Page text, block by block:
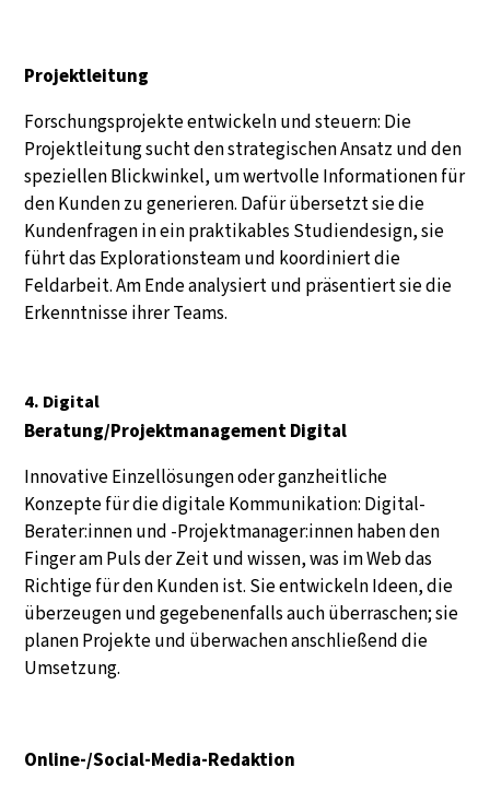
Projektleitung
Forschungsprojekte entwickeln und steuern: Die
Projektleitung sucht den strategischen Ansatz und den
speziellen Blickwinkel, um wertvolle Informationen für
den Kunden zu generieren. Dafür übersetzt sie die
Kundenfragen in ein praktikables Studiendesign, sie
führt das Explorationsteam und koordiniert die
Feldarbeit. Am Ende analysiert und präsentiert sie die
Erkenntnisse ihrer Teams.
4. Digital
Beratung/Projektmanagement Digital
Innovative Einzellösungen oder ganzheitliche
Konzepte für die digitale Kommunikation: Digital-
Berater:innen und -Projektmanager:innen haben den
Finger am Puls der Zeit und wissen, was im Web das
Richtige für den Kunden ist. Sie entwickeln Ideen, die
überzeugen und gegebenenfalls auch überraschen; sie
planen Projekte und überwachen anschließend die
Umsetzung.
Online-/Social-Media-Redaktion